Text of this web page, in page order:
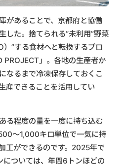
があることで、京都府と協働
した。捨てられる“未利用”野菜
）”する食材へと転換するプロ
PROJECT」。各地の生産者か
なるまで冷凍保存しておくこ
産できることを活用してい
る程度の量を一度に持ち込む
～1,000キロ単位で一気に持
工ができるのです。2025年で
については、年間6トンほどの